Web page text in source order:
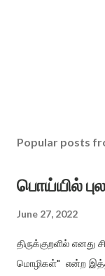
Popular posts
பொய்யில்
June 27, 2022
திருக்குறளில்
மொழிகள்" என்ற